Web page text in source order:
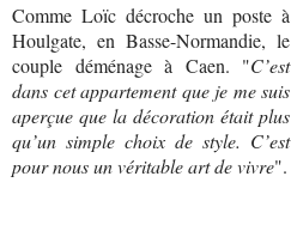
Comme Loïc décroche un poste à
Houlgate, en Basse-Normandie, le
couple déménage à Caen. "C’est
dans cet appartement que je me suis
aperçue que la décoration était plus
qu’un simple choix de style. C’est
pour nous un véritable art de vivre".